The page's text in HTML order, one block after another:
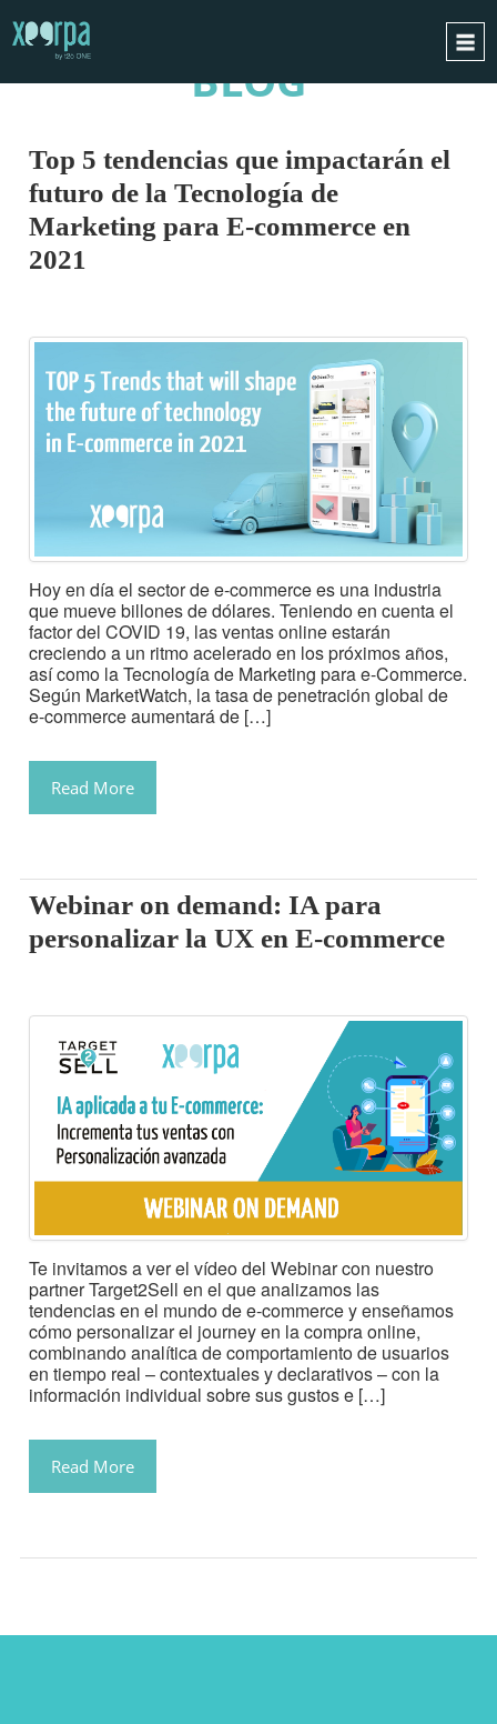
INTEGRACIONES
CASOS DE ÉXITO
RGPD
CONTACTO
PIDE UNA DEMO
ESPAÑOL
ENGLISH
BLOG
Top 5 tendencias que impactarán el
futuro de la Tecnología de
Marketing para E-commerce en
2021
Hoy en día el sector de e-commerce es una industria
que mueve billones de dólares. Teniendo en cuenta el
factor del COVID 19, las ventas online estarán
creciendo a un ritmo acelerado en los próximos años,
así como la Tecnología de Marketing para e-Commerce.
Según MarketWatch, la tasa de penetración global de
e-commerce aumentará de […]
Read More
Webinar on demand: IA para
personalizar la UX en E-commerce
Te invitamos a ver el vídeo del Webinar con nuestro
partner Target2Sell en el que analizamos las
tendencias en el mundo de e-commerce y enseñamos
cómo personalizar el journey en la compra online,
combinando analítica de comportamiento de usuarios
en tiempo real – contextuales y declarativos – con la
información individual sobre sus gustos e […]
Read More